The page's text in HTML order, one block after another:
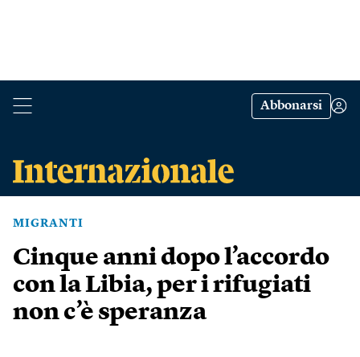
Abbonarsi
MIGRANTI
Cinque anni dopo l’accordo
con la Libia, per i rifugiati
non c’è speranza